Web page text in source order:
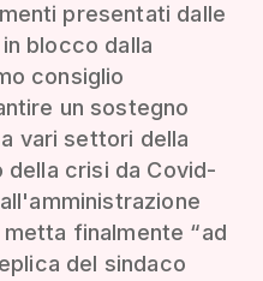
presentati dalle
blocco dalla
consiglio
un sostegno
vari settori della
crisi da Covid-
finalmente “ad
del sindaco